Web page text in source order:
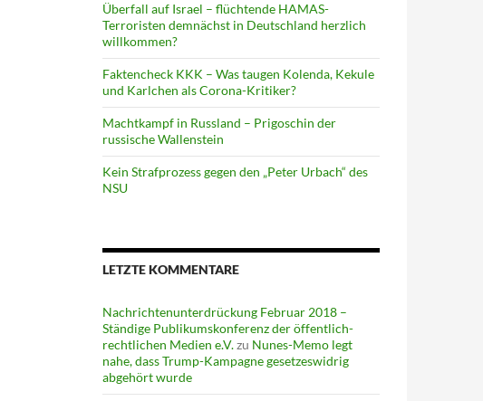
Überfall auf Israel – flüchtende HAMAS-
Terroristen demnächst in Deutschland herzlich
willkommen?
Faktencheck KKK – Was taugen Kolenda, Kekule
und Karlchen als Corona-Kritiker?
Machtkampf in Russland – Prigoschin der
russische Wallenstein
Kein Strafprozess gegen den „Peter Urbach“ des
NSU
LETZTE KOMMENTARE
Nachrichtenunterdrückung Februar 2018 –
Ständige Publikumskonferenz der öffentlich-
rechtlichen Medien e.V.zu Nunes-Memo legt
nahe, dass Trump-Kampagne gesetzeswidrig
abgehört wurde